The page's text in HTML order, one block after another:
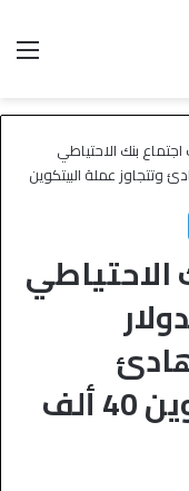
بنك الاحتياطي
وتتجاوز عملة البيتكوين
الاحتياطي
وتتجاوز عملة البيتكوين 40 ألف